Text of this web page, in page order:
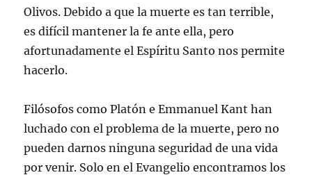
Olivos. Debido a que la muerte es tan terrible,
es difícil mantener la fe ante ella, pero
afortunadamente el Espíritu Santo nos permite
hacerlo.
Filósofos como Platón e Emmanuel Kant han
luchado con el problema de la muerte, pero no
pueden darnos ninguna seguridad de una vida
por venir. Solo en el Evangelio encontramos los